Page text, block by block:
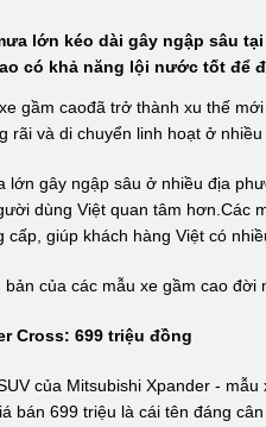
lớn kéo dài gây ngập sâu
có khả năng lội nước tốt để
gầm caođã trở thành xu thế
rãi và di chuyển linh hoạt ở
lớn gây ngập sâu ở nhiều địa
dùng Việt quan tâm hơn.Các
cấp, giúp khách hàng Việt có
của các mẫu xe gầm cao
Cross: 699 triệu đồng
của Mitsubishi Xpander -
bán 699 triệu là cái tên đáng